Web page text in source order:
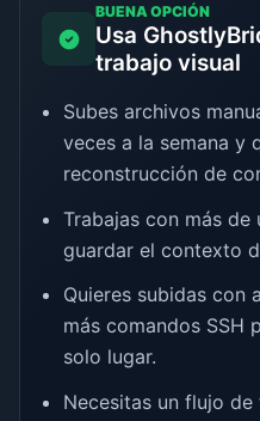
BUENA OPCIÓN
Usa
trabajo visual
Subes archivos
veces a la semana y
reconstrucción de
Trabajas con más de
guardar el contexto
Quieres subidas con
más comandos SSH
solo lugar.
Necesitas un flujo